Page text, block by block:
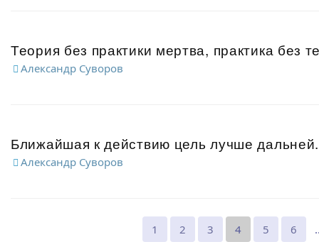
Теория без практики мертва, практика без
Александр Суворов
Ближайшая к действию цель лучше дальней.
Александр Суворов
1 2 3 4 5 6